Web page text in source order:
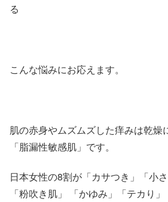
る
こんな悩みにお応えます。
肌の赤身やムズムズした痒みは乾燥
「脂漏性敏感肌」です。
日本女性の8割が「カサつき」「小
「粉吹き肌」 「かゆみ」「テカり